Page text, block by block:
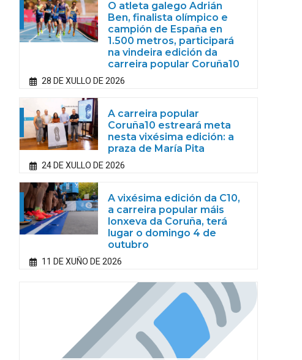
O atleta galego Adrián
Ben, finalista olímpico e
campión de España en
1.500 metros, participará
na vindeira edición da
carreira popular Coruña10
28 DE XULLO DE 2026
A carreira popular
Coruña10 estreará meta
nesta vixésima edición: a
praza de María Pita
24 DE XULLO DE 2026
A vixésima edición da C10,
a carreira popular máis
lonxeva da Coruña, terá
lugar o domingo 4 de
outubro
11 DE XUÑO DE 2026